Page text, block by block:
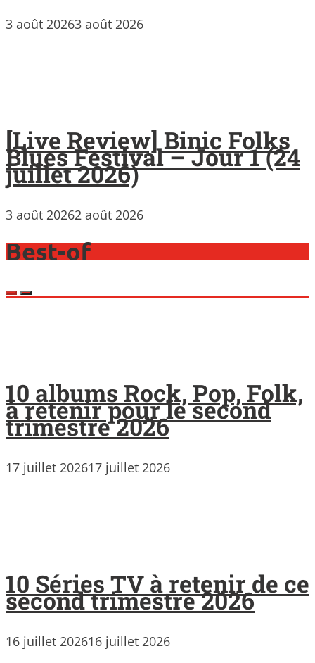
3 août 20263 août 2026
[Live Review] Binic Folks
Blues Festival – Jour 1 (24
juillet 2026)
3 août 20262 août 2026
Best-of
10 albums Rock, Pop, Folk,
à retenir pour le second
trimestre 2026
17 juillet 202617 juillet 2026
10 Séries TV à retenir de ce
second trimestre 2026
16 juillet 202616 juillet 2026